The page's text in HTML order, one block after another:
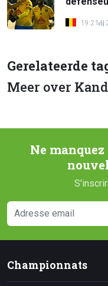
19:21
Gerelateerde
Meer over
Ne
Championnats